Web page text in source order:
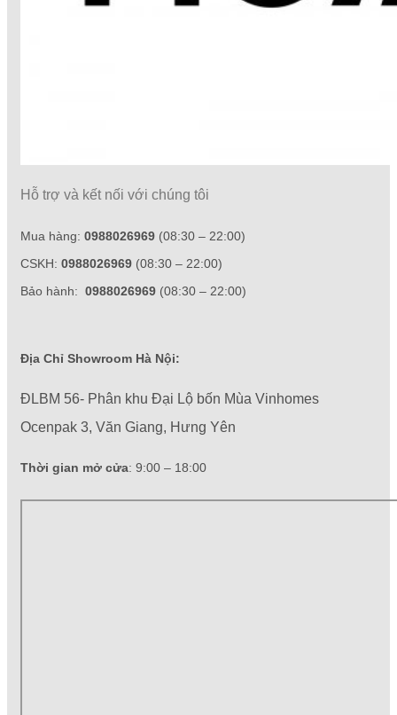
Hỗ trợ và kết nối với chúng tôi
Mua hàng: 0988026969 (08:30 – 22:00)
CSKH: 0988026969 (08:30 – 22:00)
Bảo hành: 0988026969 (08:30 – 22:00)
Địa Chỉ Showroom Hà Nội:
ĐLBM 56- Phân khu Đại Lộ bốn Mùa Vinhomes
Ocenpak 3, Văn Giang, Hưng Yên
Thời gian mở cửa: 9:00 – 18:00